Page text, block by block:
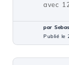
avec
par
Publié le